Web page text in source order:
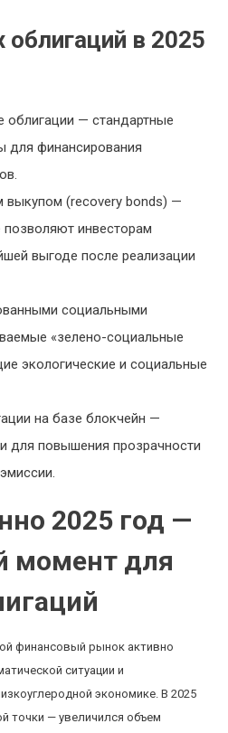
в 2025
облигации — стандартные
для финансирования
выкупом (recovery bonds) —
инвесторам
выгоде после реализации
социальными
«зелено-социальные
экологические и социальные
на базе блокчейн —
для повышения прозрачности
2025 год —
момент для
финансовый рынок активно
ситуации и
экономике. В 2025
точки — увеличился объем